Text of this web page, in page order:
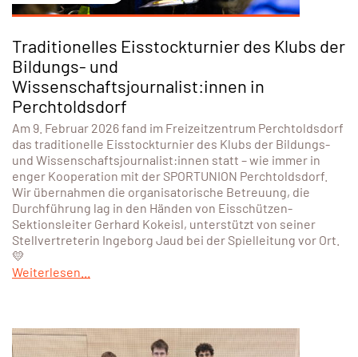
Traditionelles Eisstockturnier des Klubs der
Bildungs- und
Wissenschaftsjournalist:innen in
Perchtoldsdorf
Am 9. Februar 2026 fand im Freizeitzentrum Perchtoldsdorf
das traditionelle Eisstockturnier des Klubs der Bildungs-
und Wissenschaftsjournalist:innen statt – wie immer in
enger Kooperation mit der SPORTUNION Perchtoldsdorf.
Wir übernahmen die organisatorische Betreuung, die
Durchführung lag in den Händen von Eisschützen-
Sektionsleiter Gerhard Kokeisl, unterstützt von seiner
Stellvertreterin Ingeborg Jaud bei der Spielleitung vor Ort.
💛
Weiterlesen...